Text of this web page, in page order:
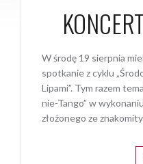
W środę 19 sierpnia
spotkanie z cyklu
Lipami”. Tym razem
nie-Tango” w
złożonego ze